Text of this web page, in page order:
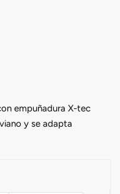
empuñadura X-tec
y se adapta